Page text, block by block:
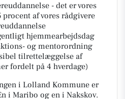
- det er vores
af vores rådgivere
hjemmearbejdsdag
og mentorordning
tilrettelæggelse af
fordelt på 4 hverdage)
i Lolland Kommune er
i Maribo og en i Nakskov.